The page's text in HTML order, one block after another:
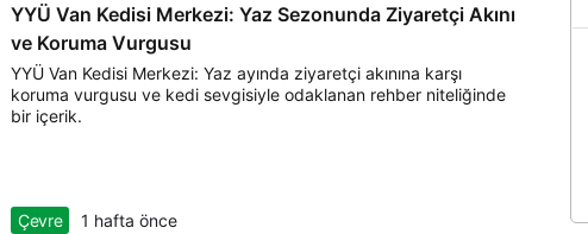
YYÜ Van Kedisi Merkezi: Yaz Sezonunda Ziyaretçi Akını
ve Koruma Vurgusu
YYÜ Van Kedisi Merkezi: Yaz ayında ziyaretçi akınına karşı
koruma vurgusu ve kedi sevgisiyle odaklanan rehber niteliğinde
bir içerik.
Çevre 1 hafta önce